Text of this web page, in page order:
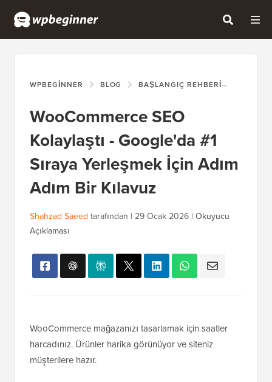
WPBEGINNER BLOG BAŞLANGIÇ REHBERI
WooCommerce SEO
Kolaylaştı - Google'da #1
Sıraya Yerleşmek İçin Adım
Adım Bir Kılavuz
Shahzad Saeed tarafından | 29 Ocak 2026 | Okuyucu
Açıklaması
WooCommerce mağazanızı tasarlamak için saatler
harcadınız. Ürünler harika görünüyor ve siteniz
müşterilere hazır.